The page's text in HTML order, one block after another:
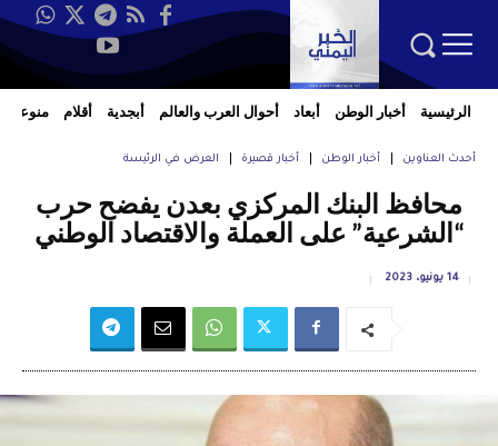
الرئيسية أخبار الوطن أبعاد أحوال العرب والعالم أبجدية أقلام منوعات
أحدث العناوين أخبار الوطن أخبار قصيرة العرض في الرئيسة
محافظ البنك المركزي بعدن يفضح حرب
“الشرعية” على العملة والاقتصاد الوطني
14 يونيو، 2023